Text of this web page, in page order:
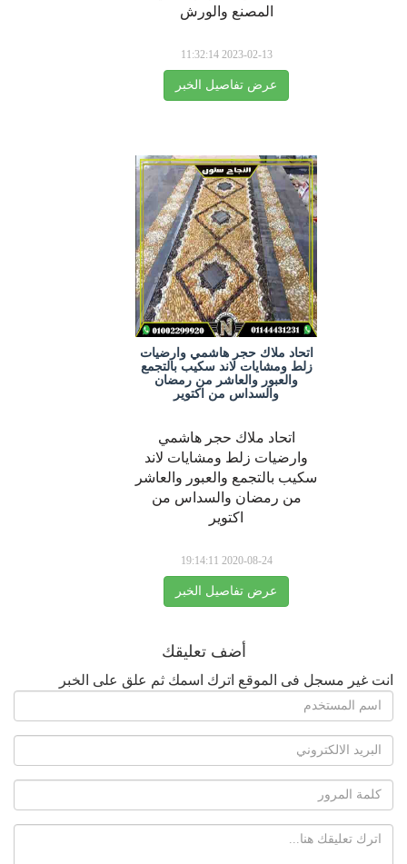
المصنع والورش
2023-02-13 11:32:14
عرض تفاصيل الخبر
اتحاد ملاك حجر هاشمي وارضيات
زلط ومشايات لاند سكيب بالتجمع
والعبور والعاشر من رمضان
والسداس من اكتوير
اتحاد ملاك حجر هاشمي
وارضيات زلط ومشايات لاند
سكيب بالتجمع والعبور والعاشر
من رمضان والسداس من
اكتوير
2020-08-24 19:14:11
عرض تفاصيل الخبر
أضف تعليقك
انت غير مسجل فى الموقع اترك اسمك ثم علق على الخبر